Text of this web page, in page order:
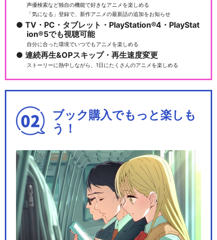
声優検索など独自の機能で好きなアニメを楽しめる
「気になる」登録で、新作アニメの最新話の追加をお知らせ
TV・PC・タブレット・PlayStation®4・PlayStat
ion®5でも視聴可能
自分に合った環境でいつでもアニメを楽しめる
連続再生&OPスキップ・再生速度変更
ストーリーに熱中しながら、1日にたくさんのアニメを楽しめる
ブック購入でもっと楽しも
う！